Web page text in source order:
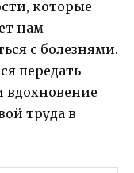
которые
нам
с болезнями.
передать
вдохновение
труда в